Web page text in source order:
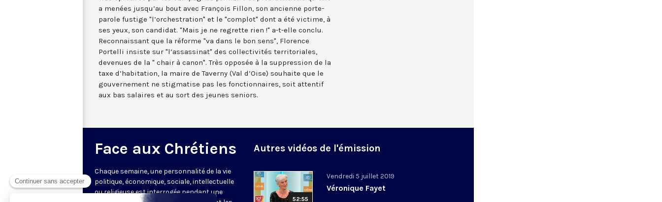
a menées jusqu’au bout avec François Fillon, son ancienne porte-
parole fustige "l’orchestration" et le "complot" dont a été victime, à
ses yeux, son candidat. "Mais je ne regrette rien !" a-t-elle conclu.
Reconnaissant que la réforme "va dans le bon sens", Florence
Portelli insiste sur "l’assassinat" des collectivités territoriales,
devenues de la " chair à canon". Très opposée à la suppression de la
taxe d’habitation, la maire de Taverny (Val d’Oise) souhaite que le
gouvernement ne stigmatise pas les fonctionnaires, soit attentif
aux bas salaires et au sort des jeunes seniors.
Face aux Chrétiens
Chaque semaine, une personnalité de la vie
politique, économique, sociale, intellectuelle
ou religieuse est interrogée pendant une
Autres vidéos de l'émission
52:55
Vendredi 5 juillet 2019
Véronique Fayet